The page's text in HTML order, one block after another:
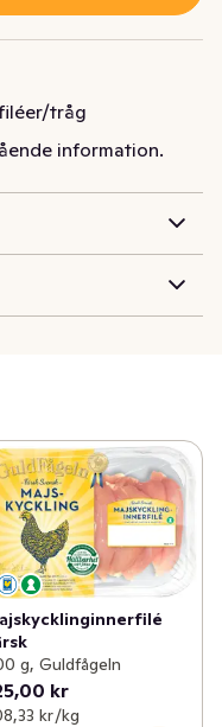
tråg
information.
g, Guldfågeln
kr
kr /kg